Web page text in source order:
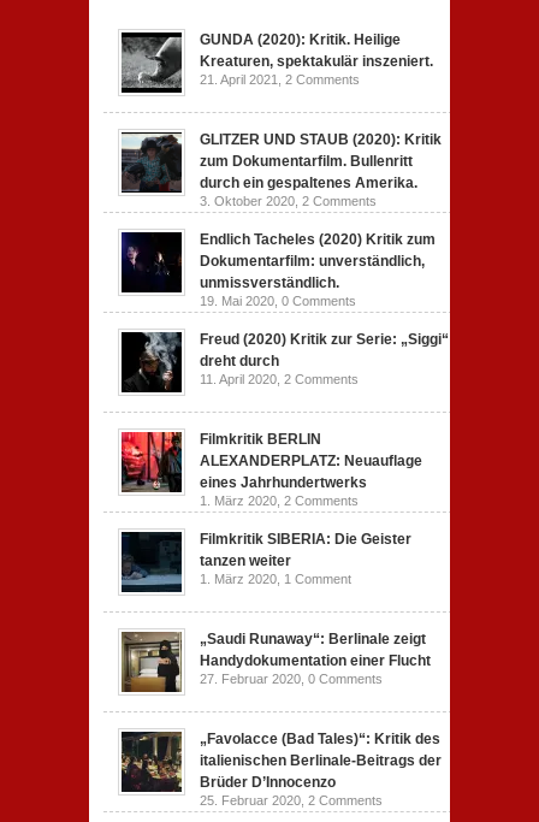
GUNDA (2020): Kritik. Heilige
Kreaturen, spektakulär inszeniert.
21. April 2021, 2 Comments
GLITZER UND STAUB (2020): Kritik
zum Dokumentarfilm. Bullenritt
durch ein gespaltenes Amerika.
3. Oktober 2020, 2 Comments
Endlich Tacheles (2020) Kritik zum
Dokumentarfilm: unverständlich,
unmissverständlich.
19. Mai 2020, 0 Comments
Freud (2020) Kritik zur Serie: „Siggi“
dreht durch
11. April 2020, 2 Comments
Filmkritik BERLIN
ALEXANDERPLATZ: Neuauflage
eines Jahrhundertwerks
1. März 2020, 2 Comments
Filmkritik SIBERIA: Die Geister
tanzen weiter
1. März 2020, 1 Comment
„Saudi Runaway“: Berlinale zeigt
Handydokumentation einer Flucht
27. Februar 2020, 0 Comments
„Favolacce (Bad Tales)“: Kritik des
italienischen Berlinale-Beitrags der
Brüder D’Innocenzo
25. Februar 2020, 2 Comments